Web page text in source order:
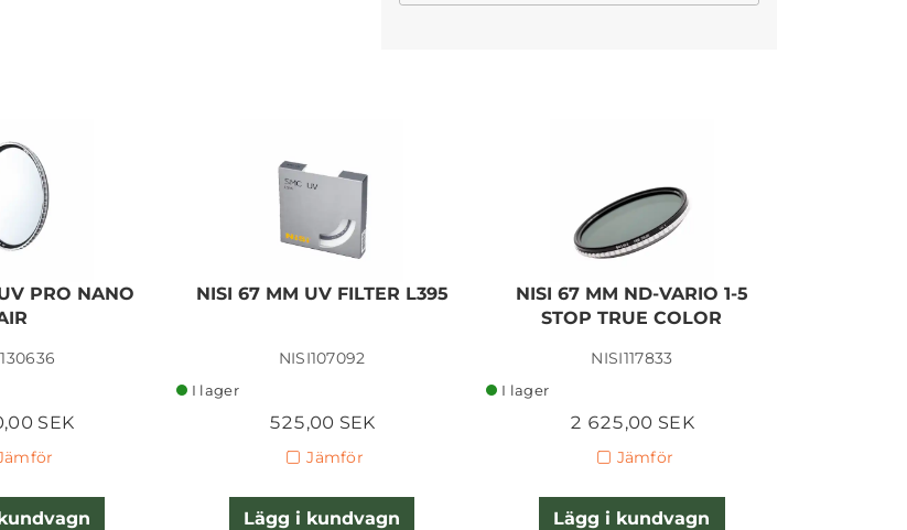
SIGMA CON. 18-50MM F/2,8
5 282,50 SEK
PRO NANO
SEK
NISI 67 MM UV FILTER L395
NISI107092
I lager
525,00 SEK
Jämför
Lägg i kundvagn
NISI 67 MM ND-VARIO 1-5
STOP TRUE COLOR
NISI117833
I lager
2 625,00 SEK
Jämför
Lägg i kundvagn